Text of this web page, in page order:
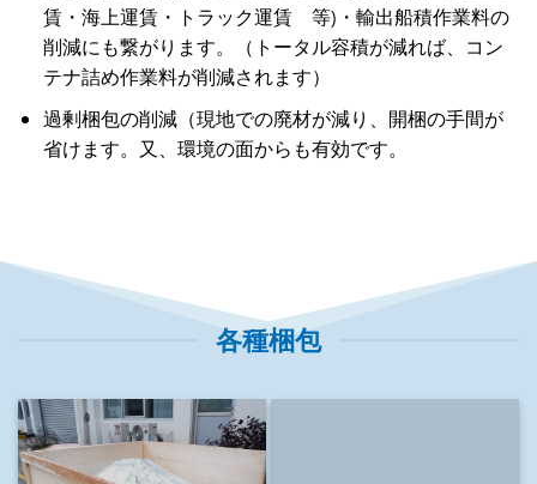
賃・海上運賃・トラック運賃 等)・輸出船積作業料の
削減にも繋がります。（トータル容積が減れば、コン
テナ詰め作業料が削減されます）
過剰梱包の削減（現地での廃材が減り、開梱の手間が
省けます。又、環境の面からも有効です。
各種梱包